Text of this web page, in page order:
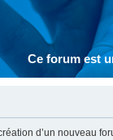
Ce forum est
d’un nouveau